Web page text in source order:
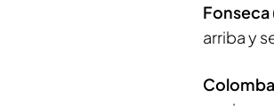
Fonseca
arriba y